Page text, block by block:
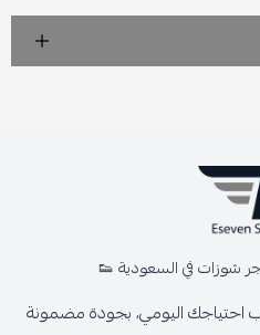
شوزات في السعودية 👟
احتياجك اليومي، بجودة مضمونة